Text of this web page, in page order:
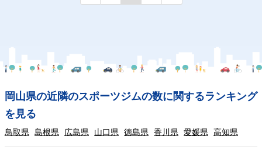
岡山県の近隣のスポーツジムの数に関するランキング
を見る
鳥取県 島根県 広島県 山口県 徳島県 香川県 愛媛県 高知県